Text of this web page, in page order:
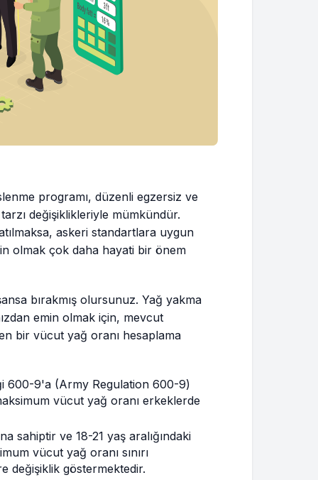
programı, düzenli egzersiz ve
değişiklikleriyle mümkündür.
askeri standartlara uygun
olmak çok daha hayati bir önem
bırakmış olursunuz. Yağ yakma
emin olmak için, mevcut
bir vücut yağ oranı hesaplama
600-9'a (Army Regulation 600-9)
vücut yağ oranı erkeklerde
sahiptir ve 18-21 yaş aralığındaki
vücut yağ oranı sınırı
değişiklik göstermektedir.